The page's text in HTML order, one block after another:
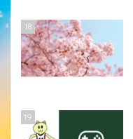
18
19